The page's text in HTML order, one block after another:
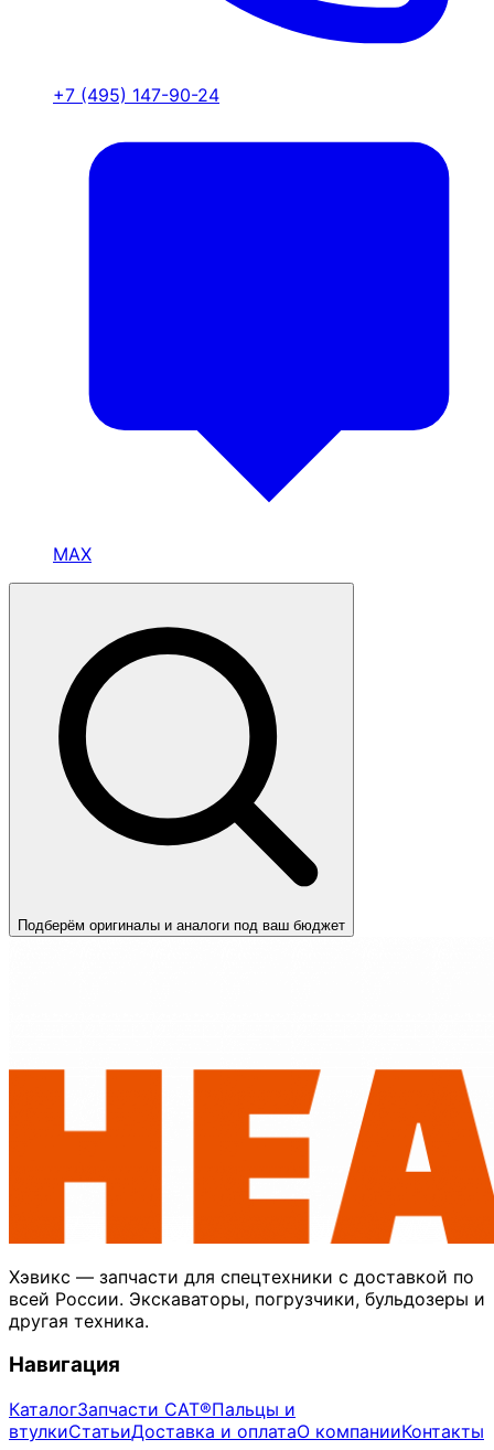
+7 (495) 147-90-24
MAX
Подберём оригиналы и аналоги под ваш бюджет
Хэвикс — запчасти для спецтехники с доставкой по
всей России. Экскаваторы, погрузчики, бульдозеры и
другая техника.
Навигация
КаталогЗапчасти CAT®Пальцы и
втулкиСтатьиДоставка и оплатаО компанииКонтакты